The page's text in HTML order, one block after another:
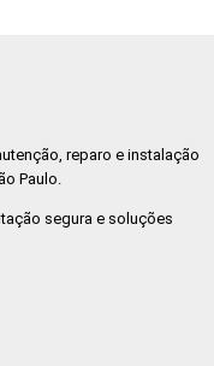
reparo e instalação
Paulo.
segura e soluções